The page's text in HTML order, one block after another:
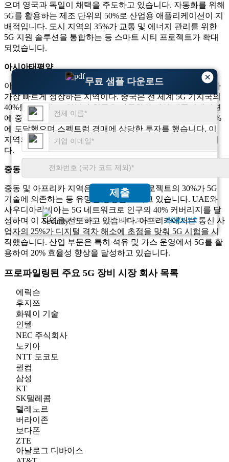
×
무료 샘플 다운로드
제출
고객님의 개인 정보는 완전히 비밀로 보장됩니다.개인정보 보호
으며 영국과 독일이 채택을 주도하고 있습니다. 자동화를 위해
5G를 활용하는 제조 단위의 50%로 산업용 애플리케이션이 지
배적입니다. 도시 지역의 35%가 교통 및 에너지 관리를 위한
5G 지원 솔루션을 통합하는 등 스마트 시티 프로젝트가 확대
되었습니다.
아시아태평양
아시아태평양 지역은 중국, 일본, 한국을 중심으로 5G 장비가
가장 빠르게 성장하는 지역이다. 중국은 전 세계 5G 기지국의
40%를 차지하고, 일본과 한국은 자동차와 게임 애플리케이션
에 중점을 두고 있습니다. 인도의 5G 출시는 도시 인구의 25%
에 도달했으며 스펙트럼 경매에 상당한 투자를 했습니다. 이
지역의 IoT 의존도가 높아지면서 5G 채택이 50% 급증했습니
다.
중동 및 아프리카
중동 및 아프리카 지역은 스마트 시티 프로젝트의 30%가 5G
기술에 의존하는 등 유망한 성장을 보이고 있습니다. UAE와
사우디아라비아는 5G 네트워크로 인구의 40% 커버리지를 달
성하며 이 지역을 선도하고 있습니다. 아프리카에서는 통신 사
업자의 25%가 디지털 격차 해소에 초점을 맞춰 5G 시험을 시
작했습니다. 산업 부문은 특히 석유 및 가스 운영에서 5G를 활
용하여 20% 효율성 향상을 달성하고 있습니다.
프로파일링된 주요 5G 장비 시장 회사 목록
에릭슨
후지쯔
화웨이 기술
인텔
NEC 주식회사
노키아
NTT 도코모
퀄컴
삼성
KT
SK텔레콤
텔레노르
버라이존
보다폰
ZTE
아날로그 디바이스